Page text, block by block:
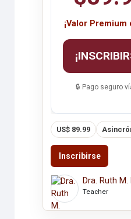
¡Valor Premium
🔒 Pago seguro
US$ 89.99
Inscribirse
Dra. Ruth
Teacher